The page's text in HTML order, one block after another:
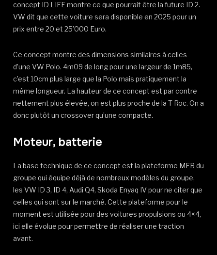
concept ID LIFE montre ce que pourrait être la future ID 2.
VW dit que cette voiture sera disponible en 2025 pour un
prix entre 20 et 25’000 Euro.
Ce concept montre des dimensions similaires à celles
d’une VW Polo. 4m09 de long pour une largeur de 1m85,
c’est 10cm plus large que la Polo mais pratiquement la
même longueur. La hauteur de ce concept est par contre
nettement plus élevée, on est plus proche de la T-Roc. On a
donc plutôt un crossover qu’une compacte.
Moteur, batterie
La base technique de ce concept est la plateforme MEB du
groupe qui équipe déjà de nombreux modèles du groupe,
les VW ID 3, ID 4, Audi Q4, Skoda Enyaq IV pour ne citer que
celles qui sont sur le marché. Cette plateforme pour le
moment est utilisée pour des voitures propulsions ou 4×4,
ici elle évolue pour permettre de réaliser une traction
avant.